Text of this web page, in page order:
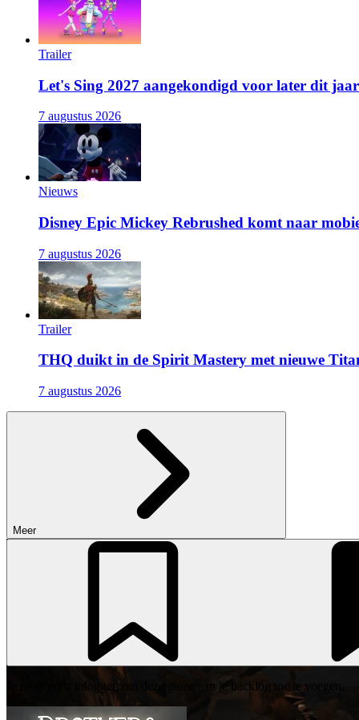
Trailer
Let's Sing 2027 aangekondigd voor later dit jaar
7 augustus 2026
Nieuws
Disney Epic Mickey Rebrushed komt naar
7 augustus 2026
Trailer
THQ duikt in de Spirit Mastery met nieuwe
7 augustus 2026
Meer
Je moet eerst inloggen om deze game aan je backlog toe te voegen.